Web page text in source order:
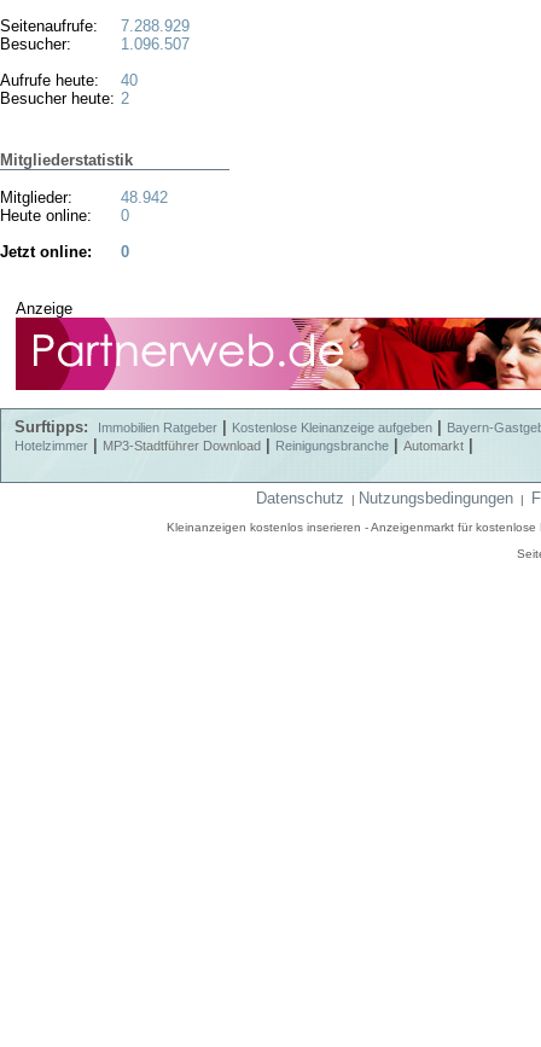
Seitenaufrufe:
Besucher:
Aufrufe heute:
Besucher heute:
7.288.929
1.096.507
40
2
Mitgliederstatistik
Mitglieder:
Heute online:
48.942
0
Jetzt online:
0
Anzeige
Surftipps: Immobilien Ratgeber Kostenlose Kleinanzeige aufgeben
Bayern-
Hotelzimmer
MP3-Stadtführer Download Reinigungsbranche Automarkt
Datenschutz | Nutzungsbedingungen |
Kleinanzeigen kostenlos inserieren - Anzeigenmarkt für